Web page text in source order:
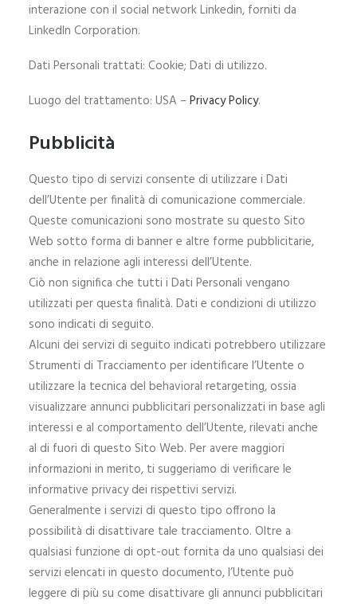
interazione con il social network Linkedin, forniti da
LinkedIn Corporation.
Dati Personali trattati: Cookie; Dati di utilizzo.
Luogo del trattamento: USA – Privacy Policy.
Pubblicità
Questo tipo di servizi consente di utilizzare i Dati
dell’Utente per finalità di comunicazione commerciale.
Queste comunicazioni sono mostrate su questo Sito
Web sotto forma di banner e altre forme pubblicitarie,
anche in relazione agli interessi dell’Utente.
Ciò non significa che tutti i Dati Personali vengano
utilizzati per questa finalità. Dati e condizioni di utilizzo
sono indicati di seguito.
Alcuni dei servizi di seguito indicati potrebbero utilizzare
Strumenti di Tracciamento per identificare l’Utente o
utilizzare la tecnica del behavioral retargeting, ossia
visualizzare annunci pubblicitari personalizzati in base agli
interessi e al comportamento dell’Utente, rilevati anche
al di fuori di questo Sito Web. Per avere maggiori
informazioni in merito, ti suggeriamo di verificare le
informative privacy dei rispettivi servizi.
Generalmente i servizi di questo tipo offrono la
possibilità di disattivare tale tracciamento. Oltre a
qualsiasi funzione di opt-out fornita da uno qualsiasi dei
servizi elencati in questo documento, l’Utente può
leggere di più su come disattivare gli annunci pubblicitari